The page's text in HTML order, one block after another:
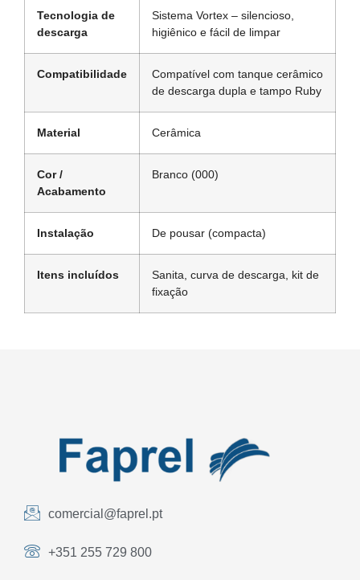
Tecnologia de
descarga
Sistema Vortex – silencioso,
higiênico e fácil de limpar
Compatibilidade
Compatível com tanque cerâmico
de descarga dupla e tampo Ruby
Material Cerâmica
Cor /
Acabamento
Branco (000)
Instalação De pousar (compacta)
Itens incluídos
Sanita, curva de descarga, kit de
fixação
comercial@faprel.pt
+351 255 729 800